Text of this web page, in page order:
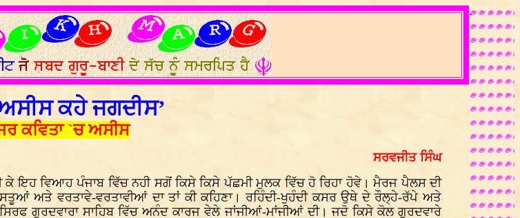
ਕਹੇ ਜਗਦੀਸ’
ਕਵਿਤਾ `ਚ ਅਸੀਸ
ਸਰਵਜੀਤ ਸਿੰਘ
ਕੇ ਇਹ ਵਿਆਹ ਪੰਜਾਬ ਵਿੱਚ ਨਹੀ ਸਗੋਂ ਕਿਸੇ ਕਿਸੇ ਪੱਛਮੀ ਮੁਲਕ ਵਿੱਚ ਹੋ ਰਿਹਾ ਹੋਵੇ। ਮੈਰਜ ਪੈਲਸ ਦੀ
ਅਤੇ ਵਰਤਾਵੇ-ਵਰਤਾਵੀਆਂ ਦਾ ਤਾਂ ਕੀ ਕਹਿਣਾ। ਰਹਿੰਦੀ-ਖੁਹੰਦੀ ਕਸਰ ਉਥੇ ਦੇ ਰੌਲ੍ਹੇ-ਰੱਪੇ ਅਤੇ
ਗੁਰਦਵਾਰਾ ਸਾਹਿਬ ਵਿੱਚ ਅਨੰਦ ਕਾਰਜ ਵੇਲੇ ਜਾਂਜੀਆਂ-ਮਾਂਜੀਆਂ ਦੀ। ਜਦੋ ਕਿਸੇ ਕੋਲ ਗੁਰਦਵਾਰੇ
.